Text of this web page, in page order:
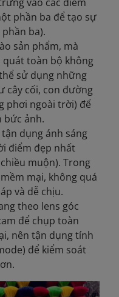
phần ba để tạo sự
ba).
sản phẩm, mà
toàn bộ không
sử dụng những
cây cối, con đường
phơi ngoài trời) để
bức ảnh.
tận dụng ánh sáng
điểm đẹp nhất
muộn). Trong
mại, không quá
và dễ chịu.
theo lens góc
để chụp toàn
nên tận dụng tính
để kiểm soát